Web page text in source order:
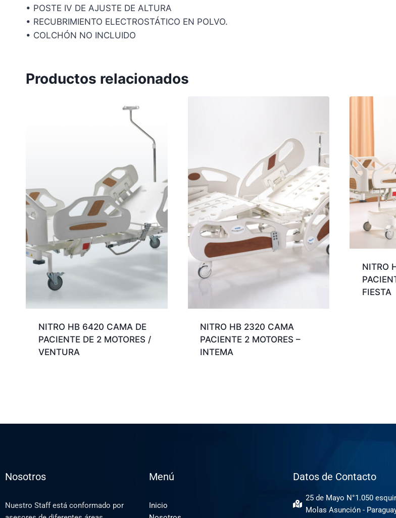
• POSTE IV DE AJUSTE DE ALTURA
• RECUBRIMIENTO ELECTROSTÁTICO EN POLVO.
• COLCHÓN NO INCLUIDO
Productos relacionados
NITRO HB 6420 CAMA DE
PACIENTE DE 2 MOTORES /
VENTURA
NITRO HB 2320 CAMA
PACIENTE 2 MOTORES –
INTEMA
NITRO
FIESTA
Nosotros
Nuestro Staff está conformado por
Menú
Inicio
Datos de Contacto
25 de Mayo N°1.050
Molas Asunción -